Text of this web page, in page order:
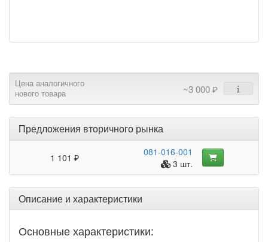
Цена аналогичного
нового товара
~3 000 ₽
Предложения вторичного рынка
1 101 ₽
081-016-001
3 шт.
Описание и характеристики
Основные характеристики: